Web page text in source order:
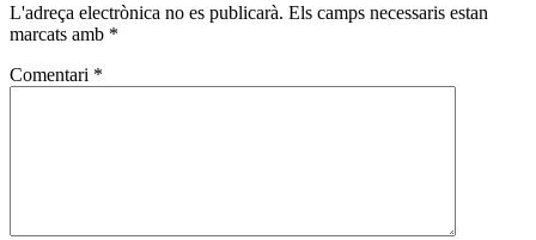
L'adreça electrònica no es publicarà. Els camps necessaris estan
marcats amb *
Comentari *